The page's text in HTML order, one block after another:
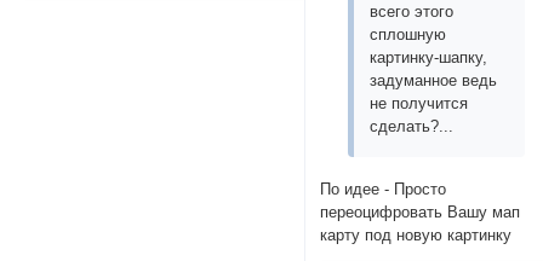
всего этого
сплошную
картинку-шапку,
задуманное ведь
не получится
сделать?...
По идее - Просто
переоцифровать Вашу мап
карту под новую картинку